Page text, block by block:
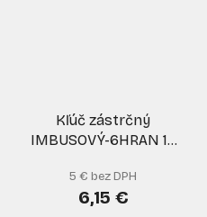
Kľúč zástrčný
IMBUSOVÝ-6HRAN 17
PREMIUM
5 € bez DPH
6,15 €